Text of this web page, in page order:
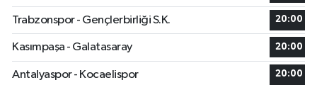
Trabzonspor - Gençlerbirliği S.K. 20:00
Kasımpaşa - Galatasaray 20:00
Antalyaspor - Kocaelispor 20:00